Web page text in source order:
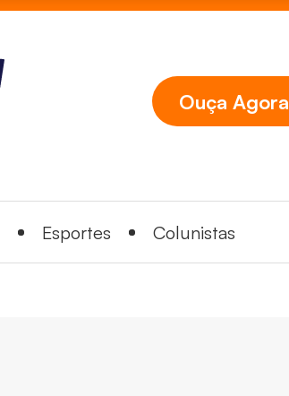
Ouça Agora
Esportes Colunistas